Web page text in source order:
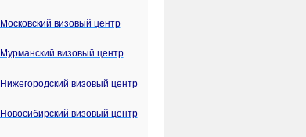
Московский визовый центр
Мурманский визовый центр
Нижегородский визовый центр
Новосибирский визовый центр